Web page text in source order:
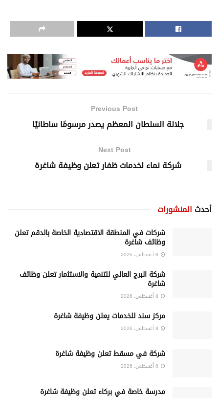
Previous Post
جلالة السلطان المعظم يصدر مرسومًا ساطانيًا
Next Post
شركة نماء لخدمات ظفار تعلن وظيفة شاغرة
أحدث المنشورات
شركات في المنطقة الاقتصادية الخاصة بالدقم تعلن
وظائف شاغرة
شركة البرج العالي للتنمية والاستثمار تعلن وظائف
شاغرة
مركز سند للخدمات يعلن وظيفة شاغرة
شركة في مسقط تعلن وظيفة شاغرة
مدرسة خاصة في بركاء تعلن وظيفة شاغرة